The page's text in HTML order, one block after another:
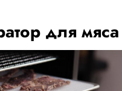
для мяса